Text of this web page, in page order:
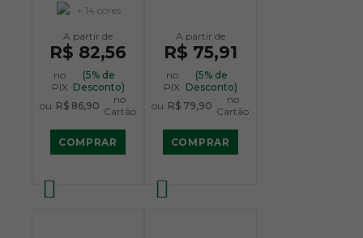
+ 14 cores
R$ 82,56
no
PIX
(5% de
Desconto)
ou R$ 86,90
no
Cartão
COMPRAR
R$ 75,91
no
PIX
(5% de
Desconto)
ou R$ 79,90
no
Cartão
COMPRAR